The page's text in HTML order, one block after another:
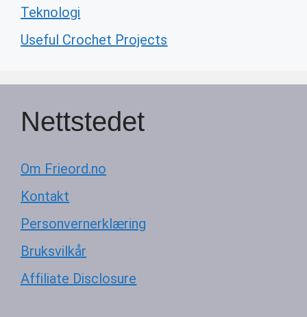
Teknologi
Useful Crochet Projects
Nettstedet
Om Frieord.no
Kontakt
Personvernerklæring
Bruksvilkår
Affiliate Disclosure